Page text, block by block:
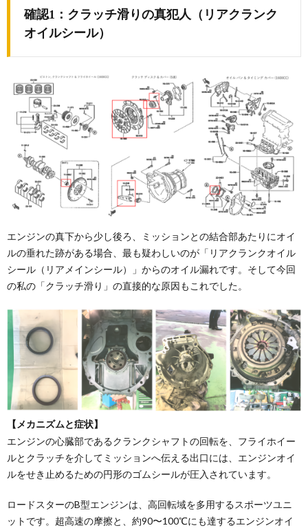
確認1：クラッチ滑りの真犯人（リアクランク
オイルシール）
エンジンの真下から少し後ろ、ミッションとの結合部あたりにオイ
ルの垂れた跡がある場合、最も疑わしいのが「リアクランクオイル
シール（リアメインシール）」からのオイル漏れです。そして今回
の私の「クラッチ滑り」の直接的な原因もこれでした。
【メカニズムと症状】
エンジンの心臓部であるクランクシャフトの回転を、フライホイー
ルとクラッチを介してミッションへ伝える出口には、エンジンオイ
ルをせき止めるための円形のゴムシールが圧入されています。
ロードスターのB型エンジンは、高回転域を多用するスポーツユニ
ットです。超高速の摩擦と、約90〜100℃にも達するエンジンオイ